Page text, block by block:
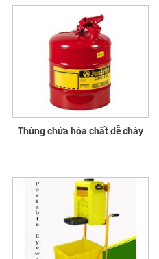
Thùng chứa hóa chất dễ cháy